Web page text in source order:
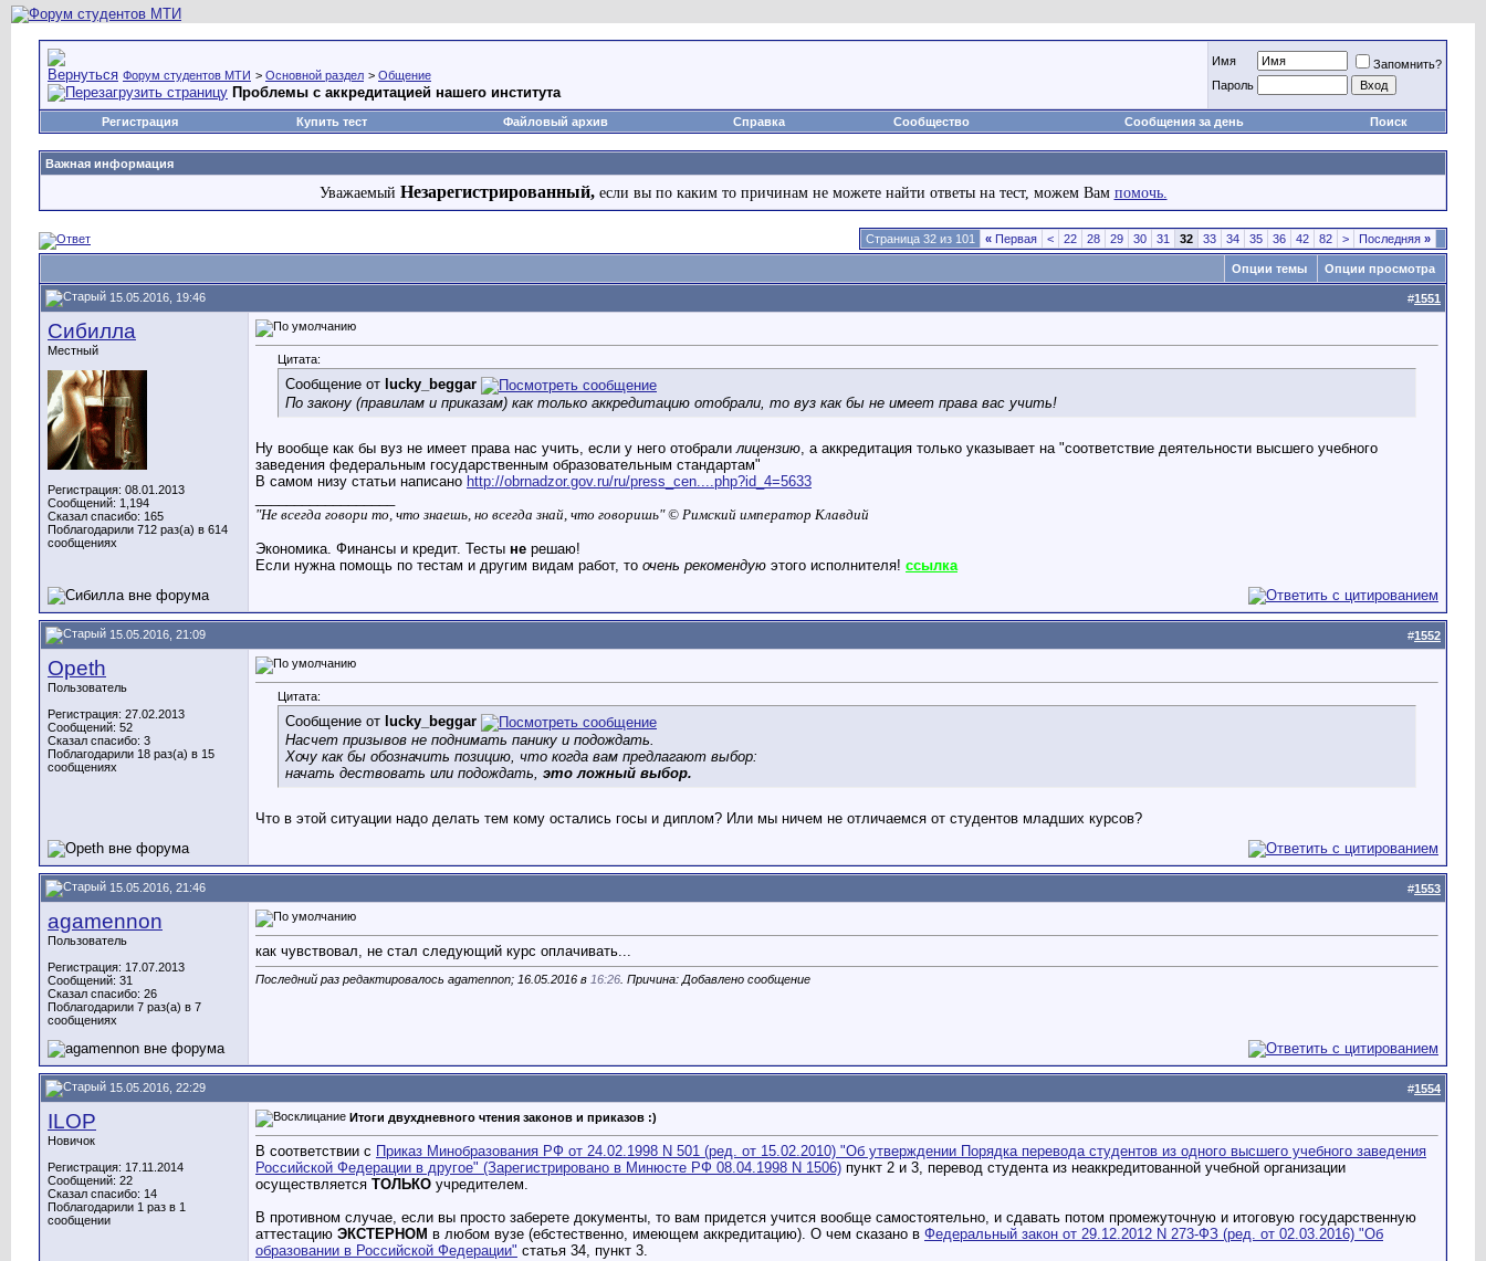
Форум студентов МТИ > Основной раздел > Общение
Проблемы с аккредитацией нашего института
Имя
Запомнить?
Пароль
Регистрация Купить тест Файловый архив Справка Сообщество Сообщения за день Поиск
Важная информация
Уважаемый Незарегистрированный, если вы по каким то причинам не можете найти ответы на тест, можем Вам помочь.
Страница 32 из 101 « Первая < 22 28 29 30 31 32 33 34 35 36 42 82 > Последняя »
Опции темы Опции просмотра
15.05.2016, 19:46 #1551
Сибилла
Местный
Регистрация: 08.01.2013
Сообщений: 1,194
Сказал спасибо: 165
Поблагодарили 712 раз(а) в 614
сообщениях
Цитата:
Сообщение от lucky_beggar
По закону (правилам и приказам) как только аккредитацию отобрали, то вуз как бы не имеет права вас учить!
Ну вообще как бы вуз не имеет права нас учить, если у него отобралилицензию, а аккредитация только указывает на "соответствие деятельности высшего учебного
заведения федеральным государственным образовательным стандартам"
В самом низу статьи написано http://obrnadzor.gov.ru/ru/press_cen....php?id_4=5633
"Не всегда говори то, что знаешь, но всегда знай, что говоришь" © Римский император Клавдий
Экономика. Финансы и кредит. Тесты не решаю!
Если нужна помощь по тестам и другим видам работ, то очень рекомендую этого исполнителя! ссылка
15.05.2016, 21:09 #1552
Opeth
Пользователь
Регистрация: 27.02.2013
Сообщений: 52
Сказал спасибо: 3
Поблагодарили 18 раз(а) в 15
сообщениях
Цитата:
Сообщение от lucky_beggar
Насчет призывов не поднимать панику и подождать.
Хочу как бы обозначить позицию, что когда вам предлагают выбор:
начать дествовать или подождать, это ложный выбор.
Что в этой ситуации надо делать тем кому остались госы и диплом? Или мы ничем не отличаемся от студентов младших курсов?
15.05.2016, 21:46 #1553
agamennon
Пользователь
Регистрация: 17.07.2013
Сообщений: 31
Сказал спасибо: 26
Поблагодарили 7 раз(а) в 7
сообщениях
как чувствовал, не стал следующий курс оплачивать...
Последний раз редактировалось agamennon; 16.05.2016 в 16:26 . Причина: Добавлено сообщение
15.05.2016, 22:29 #1554
ILOP
Новичок
Регистрация: 17.11.2014
Сообщений: 22
Сказал спасибо: 14
Поблагодарили 1 раз в 1
сообщении
Итоги двухдневного чтения законов и приказов :)
В соответствии с Приказ Минобразования РФ от 24.02.1998 N 501 (ред. от 15.02.2010) "Об утверждении Порядка перевода студентов из одного высшего учебного заведения
Российской Федерации в другое" (Зарегистрировано в Минюсте РФ 08.04.1998 N 1506) пункт 2 и 3, перевод студента из неаккредитованной учебной организации
осуществляется ТОЛЬКО учредителем.
В противном случае, если вы просто заберете документы, то вам придется учится вообще самостоятельно, и сдавать потом промежуточную и итоговую государственную
аттестацию ЭКСТЕРНОМ в любом вузе (ебстественно, имеющем аккредитацию). О чем сказано в Федеральный закон от 29.12.2012 N 273-ФЗ (ред. от 02.03.2016) "Об
образовании в Российской Федерации" статья 34, пункт 3.